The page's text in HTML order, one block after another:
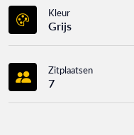
Kleur
Grijs
Zitplaatsen
7